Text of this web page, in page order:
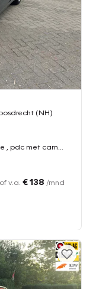
(NH)
of v.a. € 138 /mnd